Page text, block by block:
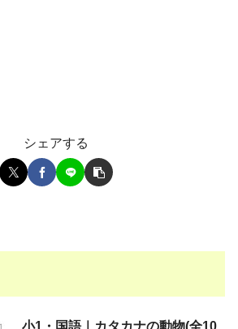
シェアする
小1・国語｜カタカナの動物(全10